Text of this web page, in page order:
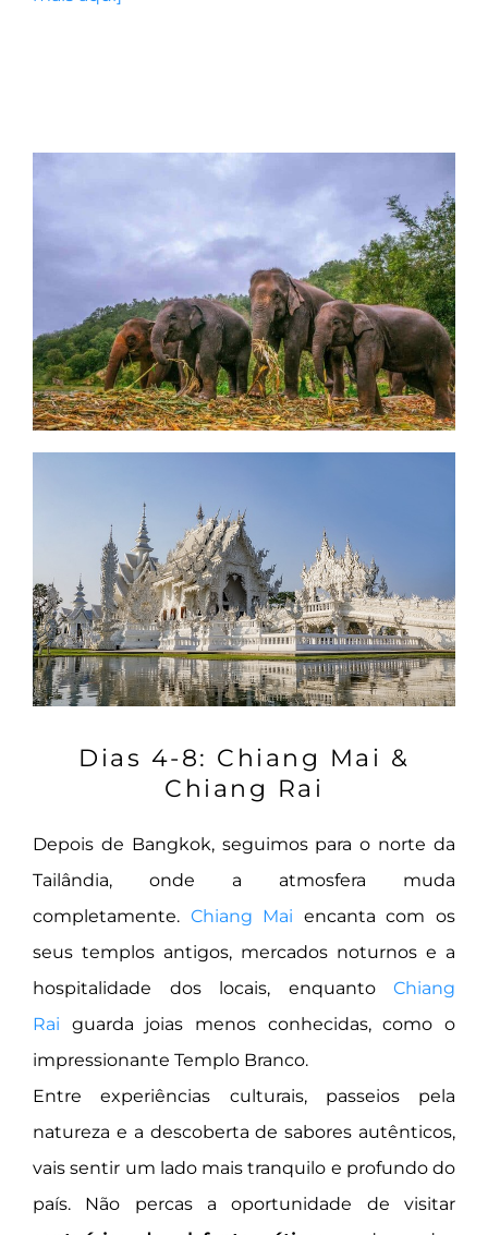
Dias 4-8: Chiang Mai &
Chiang Rai
Depois de Bangkok, seguimos para o norte da
Tailândia, onde a atmosfera muda
completamente. Chiang Mai encanta com os
seus templos antigos, mercados noturnos e a
hospitalidade dos locais, enquanto Chiang
Rai guarda joias menos conhecidas, como o
impressionante Templo Branco.
Entre experiências culturais, passeios pela
natureza e a descoberta de sabores autênticos,
vais sentir um lado mais tranquilo e profundo do
país. Não percas a oportunidade de visitar